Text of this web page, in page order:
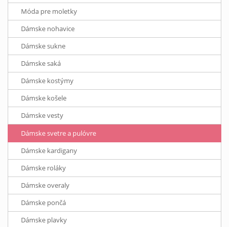
Móda pre moletky
Dámske nohavice
Dámske sukne
Dámske saká
Dámske kostýmy
Dámske košele
Dámske vesty
Dámske svetre a pulóvre
Dámske kardigany
Dámske roláky
Dámske overaly
Dámske pončá
Dámske plavky